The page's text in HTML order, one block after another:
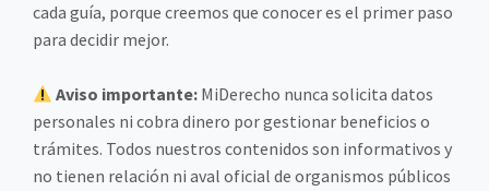
cada guía, porque creemos que conocer es el primer paso
para decidir mejor.
Aviso importante: MiDerecho nunca solicita datos
personales ni cobra dinero por gestionar beneficios o
trámites. Todos nuestros contenidos son informativos y
no tienen relación ni aval oficial de organismos públicos